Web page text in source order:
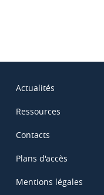
Actualités
Ressources
Contacts
Plans d'accès
Mentions légales